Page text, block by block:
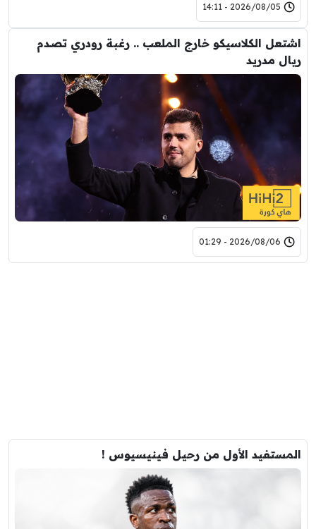
2026/08/05 - 14:11
اشتعل الكلاسيكو خارج الملعب .. رغبة رودري تصدم
ريال مدريد
2026/08/06 - 01:29
المستفيد الأول من رحيل فينيسيوس !